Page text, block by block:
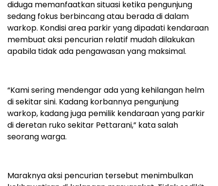
diduga memanfaatkan situasi ketika pengunjung
sedang fokus berbincang atau berada di dalam
warkop. Kondisi area parkir yang dipadati kendaraan
membuat aksi pencurian relatif mudah dilakukan
apabila tidak ada pengawasan yang maksimal.
“Kami sering mendengar ada yang kehilangan helm
di sekitar sini. Kadang korbannya pengunjung
warkop, kadang juga pemilik kendaraan yang parkir
di deretan ruko sekitar Pettarani,” kata salah
seorang warga.
Maraknya aksi pencurian tersebut menimbulkan